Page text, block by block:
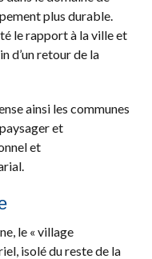
plus durable.
le rapport à la ville et
d’un retour de la
ainsi les communes
et
et
le « village
isolé du reste de la